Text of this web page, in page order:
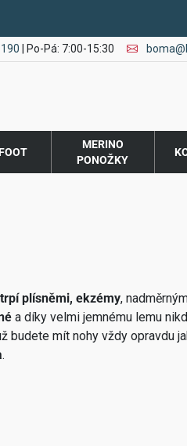
| Po-Pá: 7:00-15:30
MERINO
PONOŽKY
trpí plísněmi, ekzémy,
a díky velmi jemnému lemu
budete mít nohy vždy opravdu
.